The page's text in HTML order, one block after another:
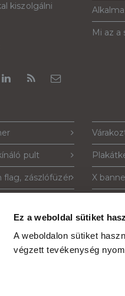
Ez a weboldal sütiket
A weboldalon sütiket
végzett tevékenység
kiszolgálni
Mi az a
pult
flag, zászlófüzér
windtalker
X
Világító
Google